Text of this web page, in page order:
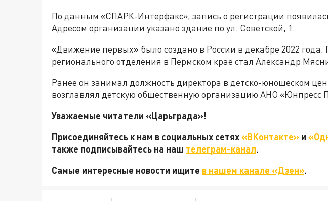
По данным «СПАРК-Интерфакс», запись о регистрации
Адресом организации указано здание по ул. Советской, 1.
«Движение первых» было создано в России в декабре 2022 года.
регионального отделения в Пермском крае стал Александр
Ранее он занимал должность директора в детско-юношеском
возглавлял детскую общественную организацию АНО «Юнпресс
Уважаемые читатели «Царьграда»!
Присоединяйтесь к нам в социальных сетях«ВКонтакте» и
также подписывайтесь на наш телеграм-канал.
Самые интересные новости ищите в нашем канале «Дзен».